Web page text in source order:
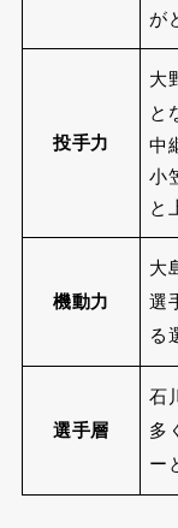
が
投手力
大
と
中
小
と
機動力
大
選
る
選手層
石
多
ー